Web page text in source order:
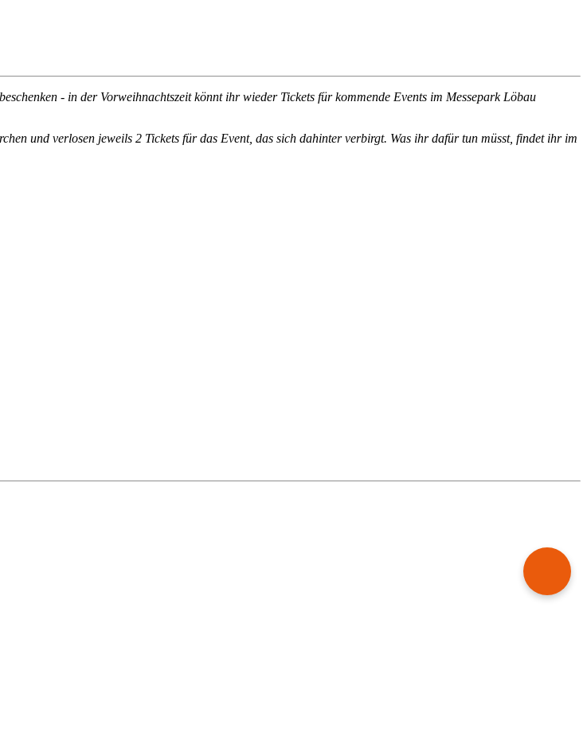
- in der Vorweihnachtszeit könnt ihr wieder Tickets für kommende Events im Messepark Löbau
und verlosen jeweils 2 Tickets für das Event, das sich dahinter verbirgt. Was ihr dafür tun müsst, findet ihr im